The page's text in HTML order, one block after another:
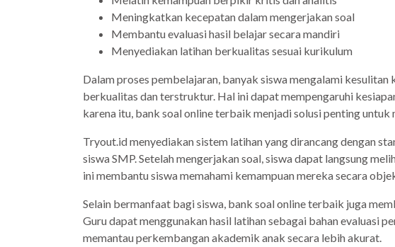
Meningkatkan kecepatan dalam mengerjakan soal
Membantu evaluasi hasil belajar secara mandiri
Menyediakan latihan berkualitas sesuai kurikulum
Dalam proses pembelajaran, banyak siswa mengalami kesulitan
berkualitas dan terstruktur. Hal ini dapat mempengaruhi
karena itu, bank soal online terbaik menjadi solusi penting
Tryout.id menyediakan sistem latihan yang dirancang dengan
siswa SMP. Setelah mengerjakan soal, siswa dapat langsung
ini membantu siswa memahami kemampuan mereka secara
Selain bermanfaat bagi siswa, bank soal online terbaik juga
Guru dapat menggunakan hasil latihan sebagai bahan evaluasi
memantau perkembangan akademik anak secara lebih akurat.